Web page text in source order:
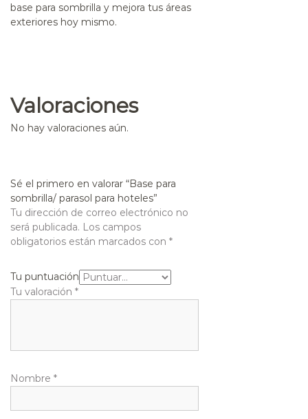
base para sombrilla y mejora tus áreas
exteriores hoy mismo.
Valoraciones
No hay valoraciones aún.
Sé el primero en valorar “Base para
sombrilla/ parasol para hoteles”
Tu dirección de correo electrónico no
será publicada. Los campos
obligatorios están marcados con *
Tu puntuación
Tu valoración *
Nombre *